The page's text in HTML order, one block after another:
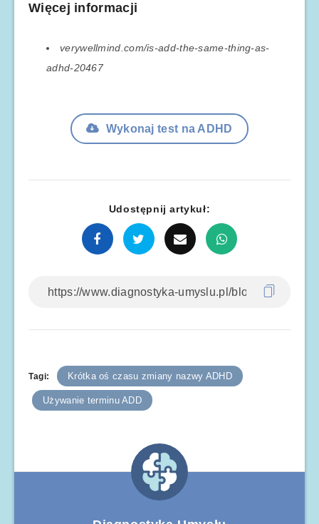
Więcej informacji
verywellmind.com/is-add-the-same-thing-as-
adhd-20467
Wykonaj test na ADHD
Udostępnij artykuł:
Tagi: Krótka oś czasu zmiany nazwy ADHD
Używanie terminu ADD